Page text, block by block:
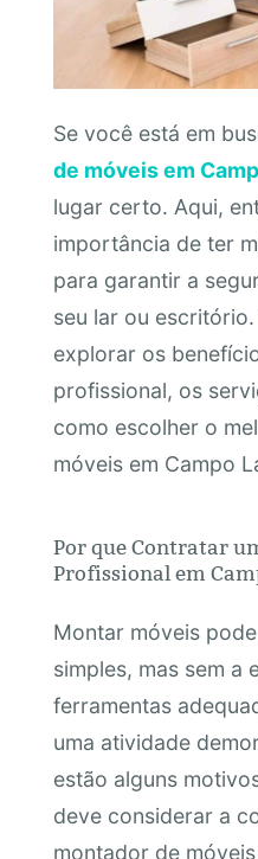
Se você está em
de móveis em
lugar certo. Aqui,
importância de ter
para garantir a
seu lar ou
explorar os
profissional, os
como escolher o
móveis em Campo
Por que Contratar
Profissional em
Montar móveis
simples, mas sem a
ferramentas
uma atividade
estão alguns
deve considerar a
montador de